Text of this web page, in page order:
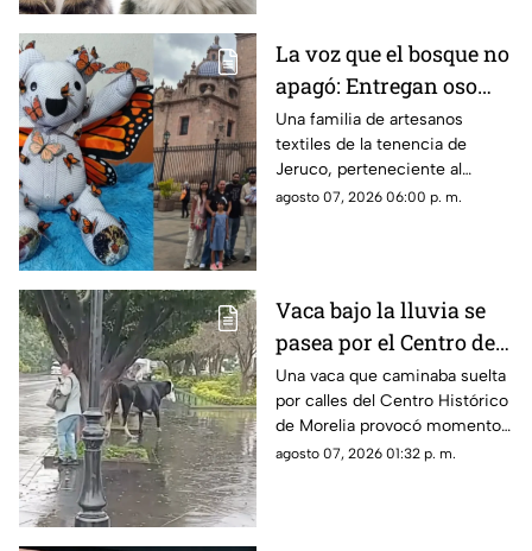
convivencia responsable y
respetuosa con ellos.
La voz que el bosque no
apagó: Entregan oso
memorial al hijo de
Homero Gómez.
Una familia de artesanos
textiles de la tenencia de
Jeruco, perteneciente al
municipio de Cuitzeo,
conocido como “El Guardián
de las Monarcas”, el cual fue
entregado a su hijo, Homero
Gómez Valencia, en la ciudad
de Morelia.
agosto 07, 2026 06:00 p. m.
Vaca bajo la lluvia se
pasea por el Centro de
Morelia y asusta a una
mujer
Una vaca que caminaba suelta
por calles del Centro Histórico
de Morelia provocó momentos
de sorpresa y susto entre
agosto 07, 2026 01:32 p. m.